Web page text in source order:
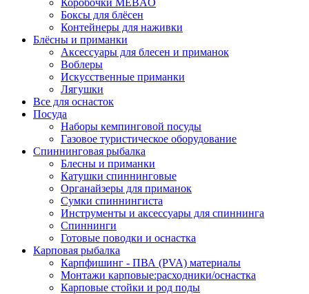
Боксы для блёсен
Контейнеры для наживки
Блёсны и приманки
Аксессуары для блесен и приманок
Воблеры
Искусственные приманки
Лягушки
Все для оснасток
Посуда
Наборы кемпинговой посуды
Газовое туристическое оборудование
Спиннинговая рыбалка
Блесны и приманки
Катушки спиннинговые
Органайзеры для приманок
Сумки спиннингиста
Инструменты и аксессуары для спиннинга
Спиннинги
Готовые поводки и оснастка
Карповая рыбалка
Карпфишинг - ПВА (PVA) материалы
Монтажи карповые:расходники/оснастка
Карповые стойки и род поды